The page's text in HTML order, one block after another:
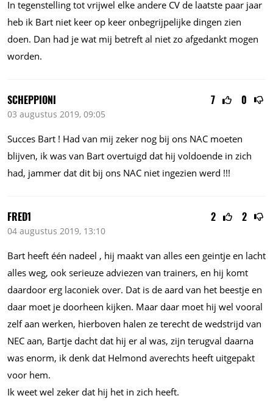
In tegenstelling tot vrijwel elke andere CV de laatste paar jaar
heb ik Bart niet keer op keer onbegrijpelijke dingen zien
doen. Dan had je wat mij betreft al niet zo afgedankt mogen
worden.
7 0
SCHEPPIONI
03 augustus 2019, 09:05
Succes Bart ! Had van mij zeker nog bij ons NAC moeten
blijven, ik was van Bart overtuigd dat hij voldoende in zich
had, jammer dat dit bij ons NAC niet ingezien werd !!!
2 2
FRED1
04 augustus 2019, 13:10
Bart heeft één nadeel , hij maakt van alles een geintje en lacht
alles weg, ook serieuze adviezen van trainers, en hij komt
daardoor erg laconiek over. Dat is de aard van het beestje en
daar moet je doorheen kijken. Maar daar moet hij wel vooral
zelf aan werken, hierboven halen ze terecht de wedstrijd van
NEC aan, Bartje dacht dat hij er al was, zijn terugval daarna
was enorm, ik denk dat Helmond averechts heeft uitgepakt
voor hem.
Ik weet wel zeker dat hij het in zich heeft.